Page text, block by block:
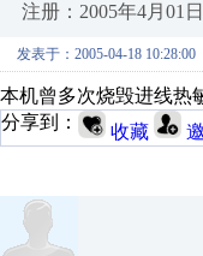
注册：2005年4月01日
发表于：2005-04-18 10:28:00
本机曾多次烧毁进线热
分享到：
收藏